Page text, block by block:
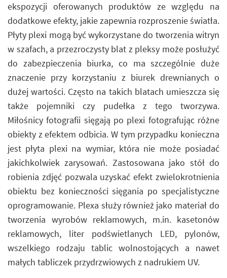
ekspozycji oferowanych produktów ze względu na
dodatkowe efekty, jakie zapewnia rozproszenie światła.
Płyty plexi mogą być wykorzystane do tworzenia witryn
w szafach, a przezroczysty blat z pleksy może posłużyć
do zabezpieczenia biurka, co ma szczególnie duże
znaczenie przy korzystaniu z biurek drewnianych o
dużej wartości. Często na takich blatach umieszcza się
także pojemniki czy pudełka z tego tworzywa.
Miłośnicy fotografii sięgają po plexi fotografując różne
obiekty z efektem odbicia. W tym przypadku konieczna
jest płyta plexi na wymiar, która nie może posiadać
jakichkolwiek zarysowań. Zastosowana jako stół do
robienia zdjęć pozwala uzyskać efekt zwielokrotnienia
obiektu bez konieczności sięgania po specjalistyczne
oprogramowanie. Plexa służy również jako materiał do
tworzenia wyrobów reklamowych, m.in. kasetonów
reklamowych, liter podświetlanych LED, pylonów,
wszelkiego rodzaju tablic wolnostojących a nawet
małych tabliczek przydrzwiowych z nadrukiem UV.